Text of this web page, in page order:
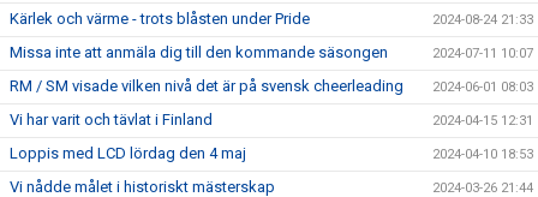
Kärlek och värme - trots blåsten under Pride 2024-08-24 21:33
Missa inte att anmäla dig till den kommande säsongen 2024-07-11 10:07
RM / SM visade vilken nivå det är på svensk cheerleading 2024-06-01 08:03
Vi har varit och tävlat i Finland 2024-04-15 12:31
Loppis med LCD lördag den 4 maj 2024-04-10 18:53
Vi nådde målet i historiskt mästerskap 2024-03-26 21:44